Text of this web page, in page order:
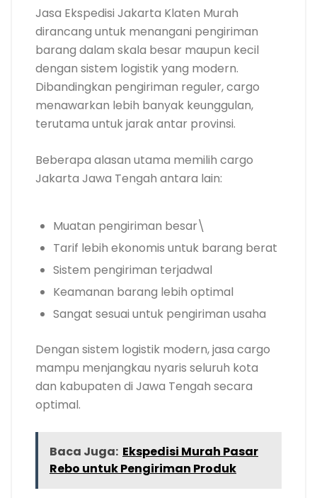
Jasa Ekspedisi Jakarta Klaten Murah
dirancang untuk menangani pengiriman
barang dalam skala besar maupun kecil
dengan sistem logistik yang modern.
Dibandingkan pengiriman reguler, cargo
menawarkan lebih banyak keunggulan,
terutama untuk jarak antar provinsi.
Beberapa alasan utama memilih cargo
Jakarta Jawa Tengah antara lain:
Muatan pengiriman besar\
Tarif lebih ekonomis untuk barang berat
Sistem pengiriman terjadwal
Keamanan barang lebih optimal
Sangat sesuai untuk pengiriman usaha
Dengan sistem logistik modern, jasa cargo
mampu menjangkau nyaris seluruh kota
dan kabupaten di Jawa Tengah secara
optimal.
Baca Juga: Ekspedisi Murah Pasar
Rebo untuk Pengiriman Produk